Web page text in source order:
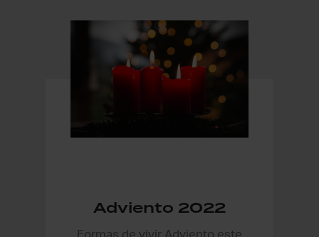
Adviento 2022
Formas de vivir Adviento este